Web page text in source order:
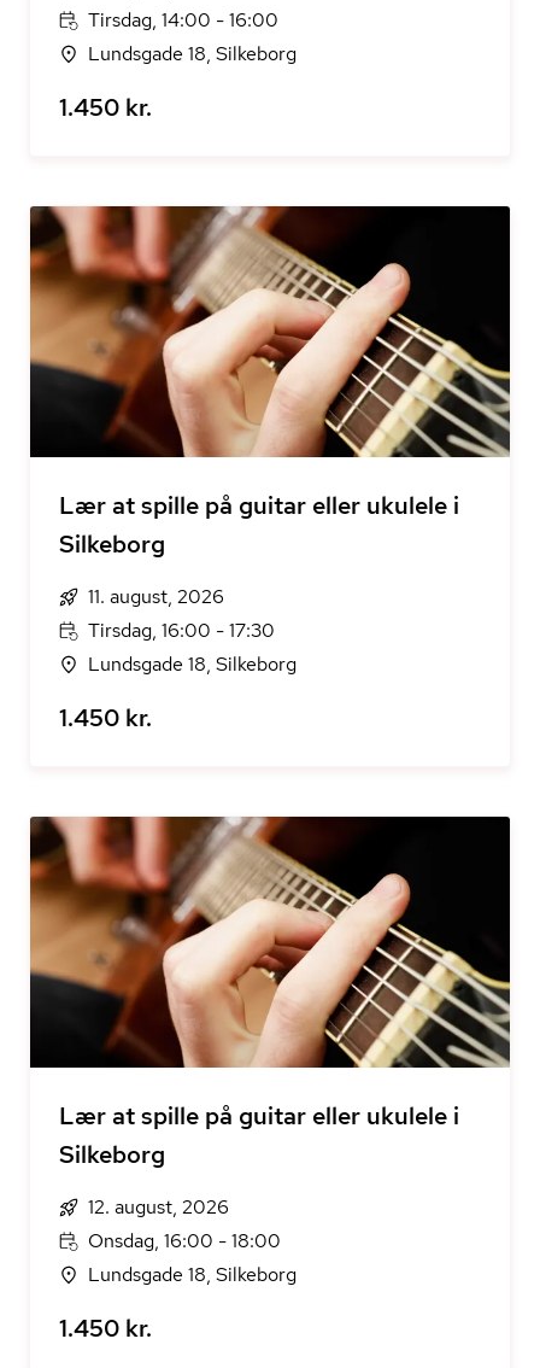
Tirsdag, 14:00 - 16:00
Lundsgade 18, Silkeborg
1.450 kr.
Lær at spille på guitar eller ukulele i
Silkeborg
11. august, 2026
Tirsdag, 16:00 - 17:30
Lundsgade 18, Silkeborg
1.450 kr.
Lær at spille på guitar eller ukulele i
Silkeborg
12. august, 2026
Onsdag, 16:00 - 18:00
Lundsgade 18, Silkeborg
1.450 kr.